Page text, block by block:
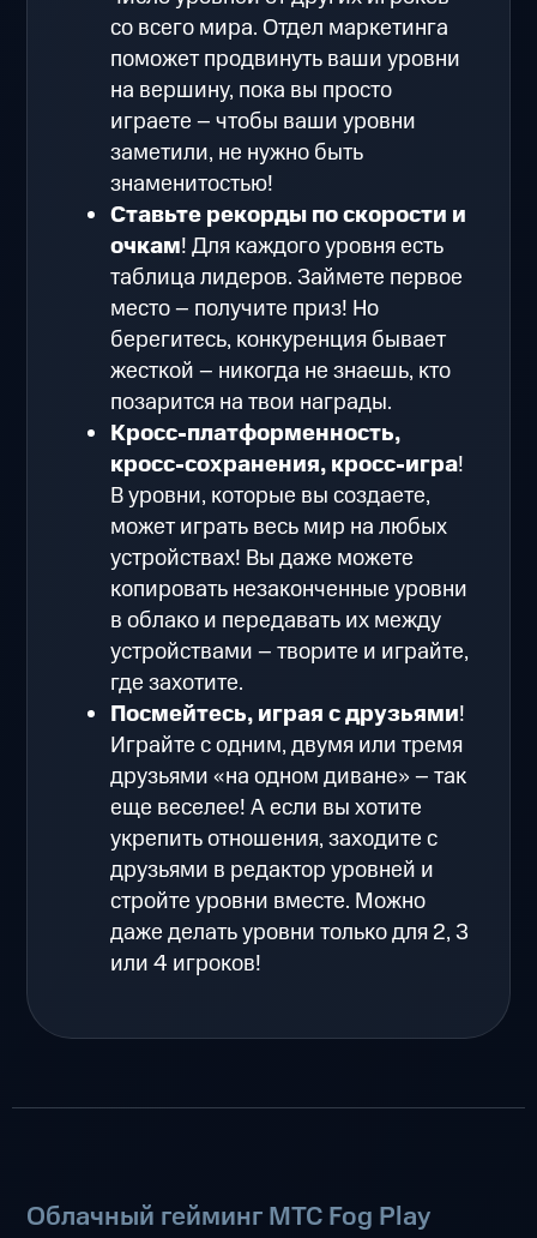
со всего мира. Отдел маркетинга
поможет продвинуть ваши уровни
на вершину, пока вы просто
играете – чтобы ваши уровни
заметили, не нужно быть
знаменитостью!
Ставьте рекорды по скорости и
очкам! Для каждого уровня есть
таблица лидеров. Займете первое
место – получите приз! Но
берегитесь, конкуренция бывает
жесткой – никогда не знаешь, кто
позарится на твои награды.
Кросс-платформенность,
кросс-сохранения, кросс-игра!
В уровни, которые вы создаете,
может играть весь мир на любых
устройствах! Вы даже можете
копировать незаконченные уровни
в облако и передавать их между
устройствами – творите и играйте,
где захотите.
Посмейтесь, играя с друзьями!
Играйте с одним, двумя или тремя
друзьями «на одном диване» – так
еще веселее! А если вы хотите
укрепить отношения, заходите с
друзьями в редактор уровней и
стройте уровни вместе. Можно
даже делать уровни только для 2, 3
или 4 игроков!
Облачный гейминг МТС Fog Play